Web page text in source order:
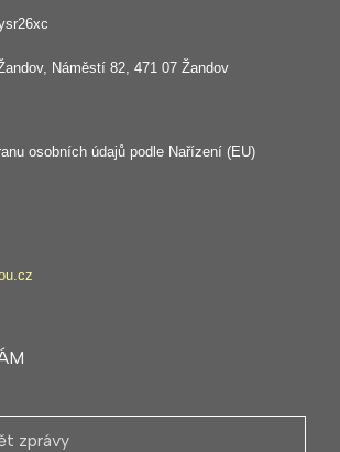
Náměstí 82, 471 07 Žandov
osobních údajů podle Nařízení (EU)